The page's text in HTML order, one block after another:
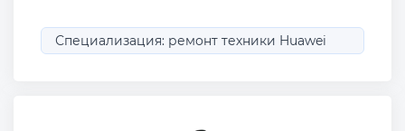
Специализация: ремонт техники Huawei